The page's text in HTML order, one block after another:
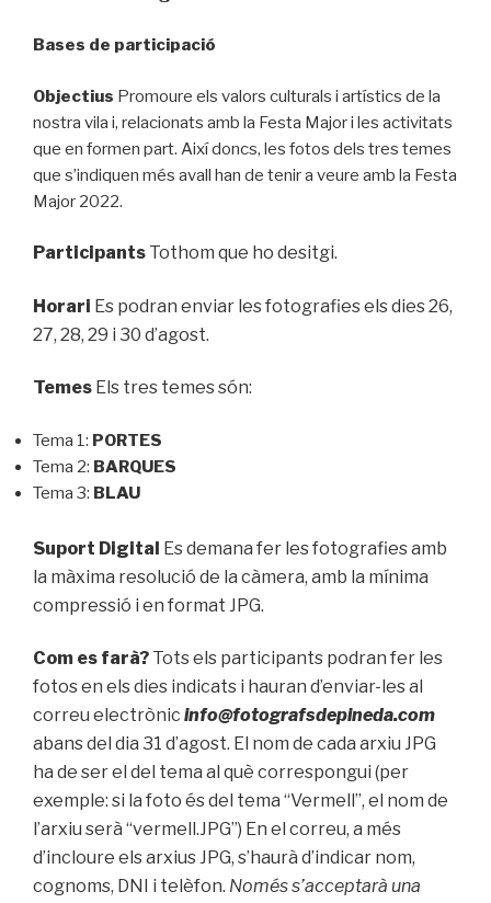
Bases de participació
Objectius Promoure els valors culturals i artístics de la
nostra vila i, relacionats amb la Festa Major i les activitats
que en formen part. Així doncs, les fotos dels tres temes
que s’indiquen més avall han de tenir a veure amb la Festa
Major 2022.
Participants Tothom que ho desitgi.
Horari Es podran enviar les fotografies els dies 26,
27, 28, 29 i 30 d’agost.
Temes Els tres temes són:
Tema 1: PORTES
Tema 2: BARQUES
Tema 3: BLAU
Suport Digital Es demana fer les fotografies amb
la màxima resolució de la càmera, amb la mínima
compressió i en format JPG.
Com es farà? Tots els participants podran fer les
fotos en els dies indicats i hauran d’enviar-les al
correu electrònic info@fotografsdepineda.com
abans del dia 31 d’agost. El nom de cada arxiu JPG
ha de ser el del tema al què correspongui (per
exemple: si la foto és del tema “Vermell”, el nom de
l’arxiu serà “vermell.JPG”) En el correu, a més
d’incloure els arxius JPG, s’haurà d’indicar nom,
cognoms, DNI i telèfon. Només s’acceptarà una